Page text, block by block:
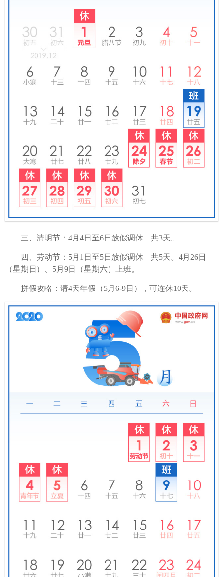
三、清明节：4月4日至6日放假调休，共3天。
四、劳动节：5月1日至5日放假调休，共5天。4月26日
（星期日）、5月9日（星期六）上班。
拼假攻略：请4天年假（5月6-9日），可连休10天。